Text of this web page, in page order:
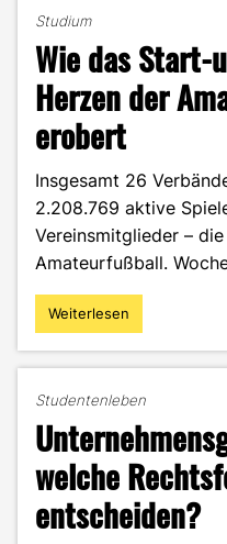
Studium
Wie das Start-
Herzen der
erobert
Insgesamt 26
2.208.769 aktive
Vereinsmitglieder –
Amateurfußball.
"Wie
das
„Tippinho“
die
Herzen
der
Amateurkicker
erobert"
Weiterlesen
Studentenleben
welche
entscheiden?